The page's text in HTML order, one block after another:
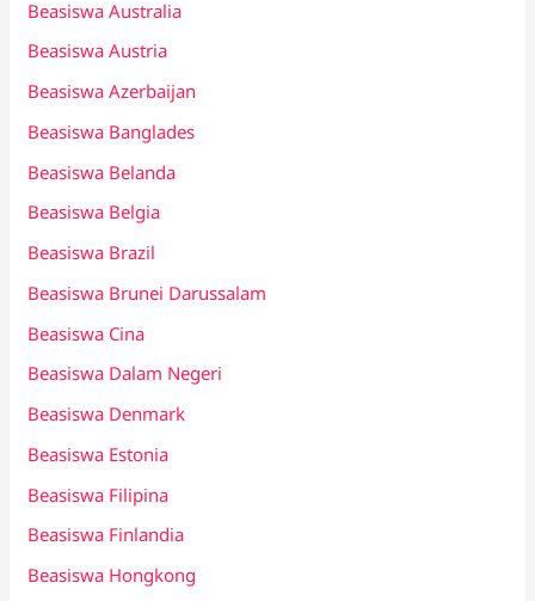
Beasiswa Australia
Beasiswa Austria
Beasiswa Azerbaijan
Beasiswa Banglades
Beasiswa Belanda
Beasiswa Belgia
Beasiswa Brazil
Beasiswa Brunei Darussalam
Beasiswa Cina
Beasiswa Dalam Negeri
Beasiswa Denmark
Beasiswa Estonia
Beasiswa Filipina
Beasiswa Finlandia
Beasiswa Hongkong